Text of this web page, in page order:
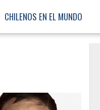
CHILENOS EN EL MUNDO